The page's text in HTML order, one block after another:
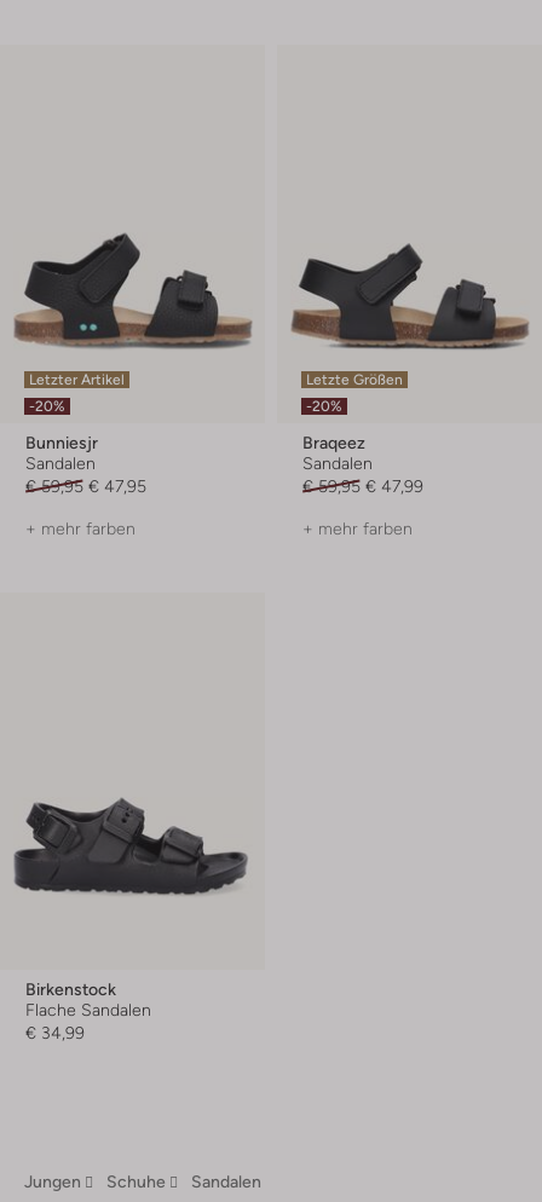
Letzter Artikel
-20%
Bunniesjr
Sandalen
€ 59,95 € 47,95
+ mehr farben
Letzte Größen
-20%
Braqeez
Sandalen
€ 59,95 € 47,99
+ mehr farben
Birkenstock
Flache Sandalen
€ 34,99
Jungen Schuhe Sandalen